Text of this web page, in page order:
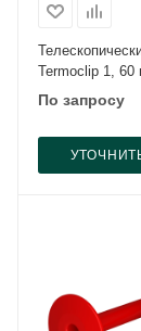
Termoclip 1, 60
По запросу